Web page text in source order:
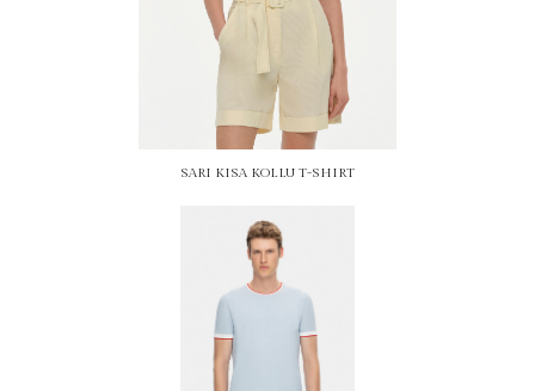
SARI KISA KOLLU T-SHIRT